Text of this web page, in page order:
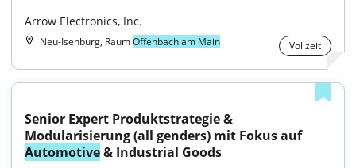
Arrow Electronics, Inc.
Neu-Isenburg, RaumOffenbach am Main Vollzeit
Senior Expert Produktstrategie &
Modularisierung (all genders) mit Fokus auf
Automotive & Industrial Goods